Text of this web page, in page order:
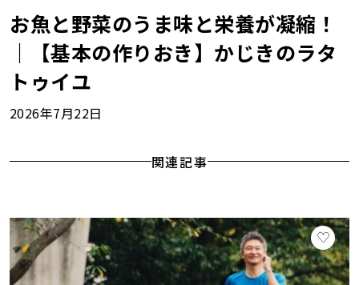
お魚と野菜のうま味と栄養が凝縮！
｜【基本の作りおき】かじきのラタ
トゥイユ
2026年7月22日
関連記事